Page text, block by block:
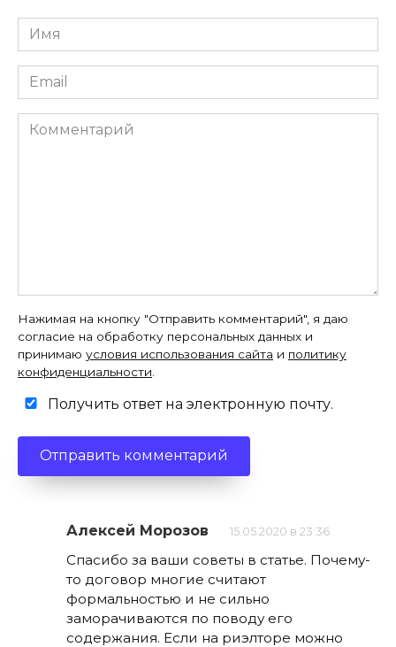
Имя
*
Email
*
Комментарий
Нажимая на кнопку "Отправить комментарий", я даю
согласие на обработку персональных данных и
принимаю условия использования сайта и политику
конфиденциальности
Получить ответ на электронную почту.
Алексей Морозов 15.05.2020 в 23:36
Спасибо за ваши советы в статье. Почему-
то договор многие считают
формальностью и не сильно
заморачиваются по поводу его
содержания. Если на риэлторе можно